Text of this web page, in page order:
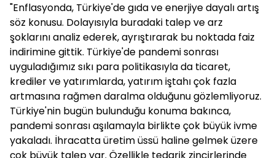
"Enflasyonda, Türkiye'de gıda ve enerjiye dayalı artış
söz konusu. Dolayısıyla buradaki talep ve arz
şoklarını analiz ederek, ayrıştırarak bu noktada faiz
indirimine gittik. Türkiye'de pandemi sonrası
uyguladığımız sıkı para politikasıyla da ticaret,
krediler ve yatırımlarda, yatırım iştahı çok fazla
artmasına rağmen daralma olduğunu gözlemliyoruz.
Türkiye'nin bugün bulunduğu konuma bakınca,
pandemi sonrası aşılamayla birlikte çok büyük ivme
yakaladı. İhracatta üretim üssü haline gelmek üzere